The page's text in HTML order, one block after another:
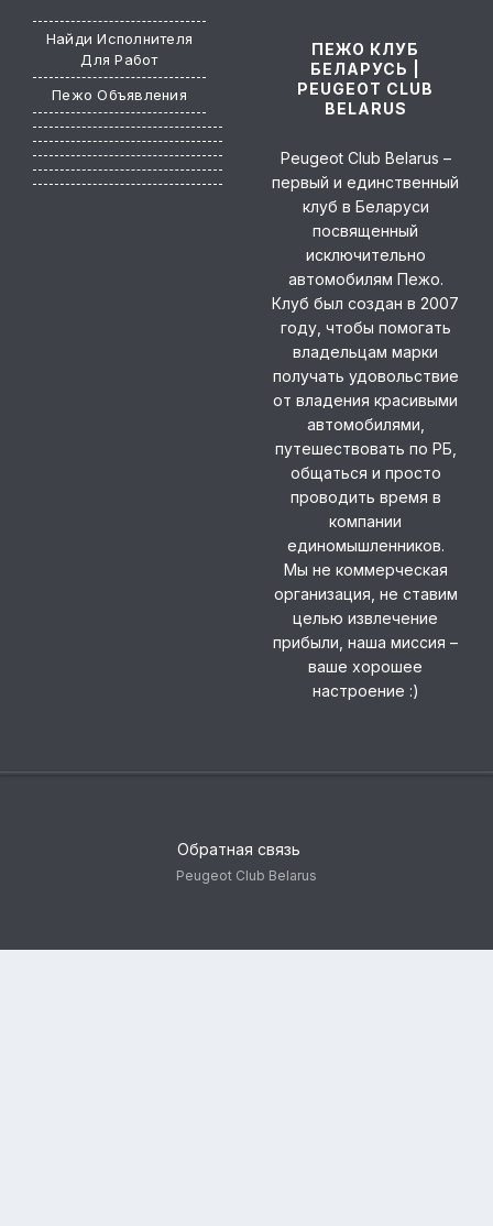
740.00
Найди Исполнителя
Для Работ
Пежо Объявления
ПЕЖО КЛУБ
БЕЛАРУСЬ |
PEUGEOT CLUB
BELARUS
Peugeot Club Belarus –
первый и единственный
клуб в Беларуси
посвященный
исключительно
автомобилям Пежо.
Клуб был создан в 2007
году, чтобы помогать
владельцам марки
получать удовольствие
от владения красивыми
автомобилями,
путешествовать по РБ,
общаться и просто
проводить время в
компании
единомышленников.
Мы не коммерческая
организация, не ставим
целью извлечение
прибыли, наша миссия –
ваше хорошее
настроение :)
Обратная связь
Peugeot Club Belarus